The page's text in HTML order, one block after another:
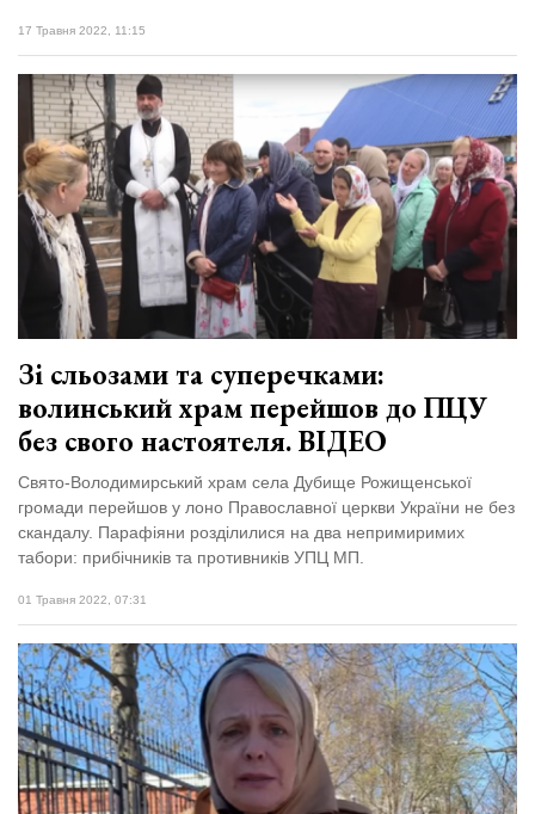
17 Травня 2022, 11:15
Зі сльозами та суперечками:
волинський храм перейшов до ПЦУ
без свого настоятеля. ВІДЕО
Свято-Володимирський храм села Дубище Рожищенської
громади перейшов у лоно Православної церкви України не без
скандалу. Парафіяни розділилися на два непримиримих
табори: прибічників та противників УПЦ МП.
01 Травня 2022, 07:31